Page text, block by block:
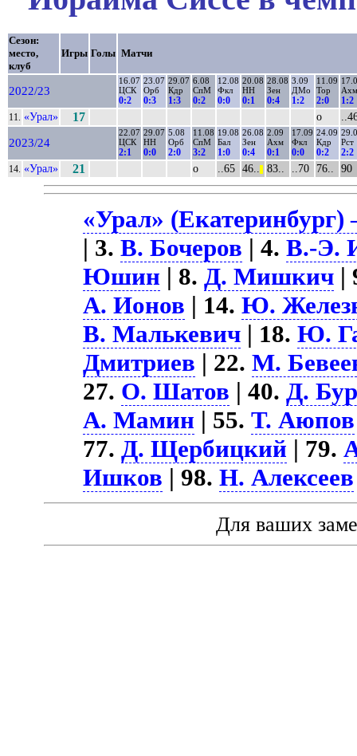
Сезон:
место,
клуб
Игры Голы Матчи
2022/23
16.07
ЦСК
0:2
23.07
Орб
0:3
29.07
Кдр
1:3
6.08
СпМ
0:2
12.08
Фкл
0:0
20.08
НН
0:1
28.08
Зен
0:4
3.09
ДМо
1:2
11.09
Тор
2:0
Ахм
1:2
11. «Урал» 17 о
2023/24
22.07
ЦСК
2:1
29.07
НН
0:0
5.08
Орб
2:0
11.08
СпМ
3:2
19.08
Бал
1:0
26.08
Зен
0:4
2.09
Ахм
0:1
17.09
Фкл
0:0
24.09
Кдр
0:2
Рст
2:2
14. «Урал» 21 о ..65 46.. 83.. ..70 76.. 90
«Урал» (Екатеринбург)
| 3.В. Бочеров | 4.В.-Э.
Юшин | 8.Д. Мишкич |
А. Ионов | 14.Ю.
В. Малькевич | 18.Ю.
Дмитриев | 22.М.
27. О. Шатов | 40.Д.
А. Мамин | 55.Т. Аюпов
77.Д. Щербицкий | 79.
Ишков | 98.Н. Алексеев
Для ваших